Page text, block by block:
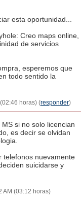
esta oportunidad...
Creo maps online,
de servicios
esperemos que
todo sentido la
horas) (responder)
si no solo licencian
es decir se olvidan
telefonos nuevamente
suicidarse y
AM (03:12 horas)